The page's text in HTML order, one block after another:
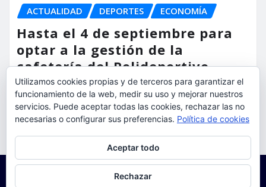
ACTUALIDAD DEPORTES ECONOMÍA
Hasta el 4 de septiembre para
optar a la gestión de la
cafetería del Polideportivo
Anabel Medina de Torrent
torrent al dia Ago 6, 2026
Utilizamos cookies propias y de terceros para garantizar el
funcionamiento de la web, medir su uso y mejorar nuestros
servicios. Puede aceptar todas las cookies, rechazar las no
necesarias o configurar sus preferencias. Política de cookies
Aceptar todo
Rechazar
Para obtener más información, incluido cómo gestionar las cookies,